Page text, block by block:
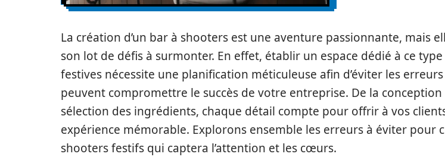
La création d’un bar à shooters est une aventure passionnante, mais
son lot de défis à surmonter. En effet, établir un espace dédié à ce
festives nécessite une planification méticuleuse afin d’éviter les
peuvent compromettre le succès de votre entreprise. De la
sélection des ingrédients, chaque détail compte pour offrir à vos
expérience mémorable. Explorons ensemble les erreurs à éviter pour
shooters festifs qui captera l’attention et les cœurs.